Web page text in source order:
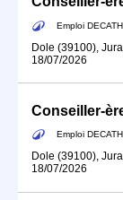
Emploi
Dole (39100),
18/07/2026
Emploi
Dole (39100),
18/07/2026